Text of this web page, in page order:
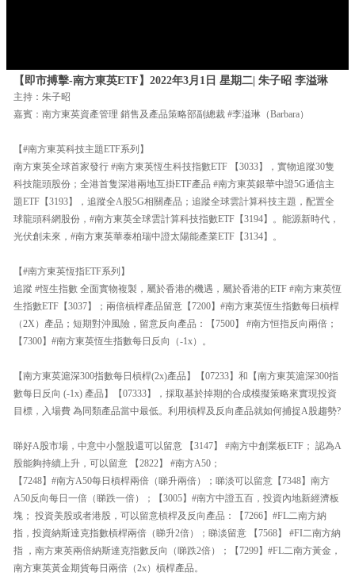
【即市搏擊-南方東英ETF】2022年3月1日 星期二| 朱子昭 李溢琳
主持：朱子昭
嘉賓：南方東英資產管理 銷售及產品策略部副總裁 #李溢琳（Barbara）
【#南方東英科技主題ETF系列】
南方東英全球首家發行 #南方東英恆生科技指數ETF 【3033】，實物追蹤30隻
科技龍頭股份；全港首隻深港兩地互掛ETF產品 #南方東英銀華中證5G通信主
題ETF【3193】，追蹤全A股5G相關產品；追蹤全球雲計算科技主題，配置全
球龍頭科網股份，#南方東英全球雲計算科技指數ETF【3194】。能源新時代，
光伏創未來，#南方東英華泰柏瑞中證太陽能產業ETF【3134】。
【#南方東英恆指ETF系列】
追蹤 #恆生指數 全面實物複製，屬於香港的機遇，屬於香港的ETF #南方東英恆
生指數ETF【3037】；兩倍槓桿產品留意【7200】#南方東英恆生指數每日槓桿
（2X）產品；短期對沖風險，留意反向產品：【7500】 #南方恒指反向兩倍；
【7300】#南方東英恆生指數每日反向（-1x）。
【南方東英滬深300指數每日槓桿(2x)產品】【07233】和【南方東英滬深300指
數每日反向 (-1x) 產品】【07333】，採取基於掉期的合成模擬策略來實現投資
目標，入場費 為同類產品當中最低。利用槓桿及反向產品就如何捕捉A股趨勢?
睇好A股市場，中意中小盤股還可以留意 【3147】 #南方中創業板ETF； 認為A
股能夠持續上升，可以留意 【2822】 #南方A50；
【7248】#南方A50每日槓桿兩倍（睇升兩倍）；睇淡可以留意【7348】南方
A50反向每日一倍（睇跌一倍）；【3005】#南方中證五百，投資內地新經濟板
塊； 投資美股或者港股，可以留意槓桿及反向產品：【7266】#FL二南方納
指，投資納斯達克指數槓桿兩倍（睇升2倍）；睇淡留意 【7568】 #FI二南方納
指 ，南方東英兩倍納斯達克指數反向（睇跌2倍）；【7299】#FL二南方黃金，
南方東英黃金期貨每日兩倍（2x）槓桿產品。